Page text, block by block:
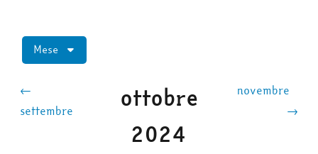
Mese
←
settembre
ottobre
2024
novembre
→